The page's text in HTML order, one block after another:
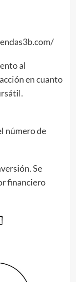
al
en cuanto
número de
Se
financiero